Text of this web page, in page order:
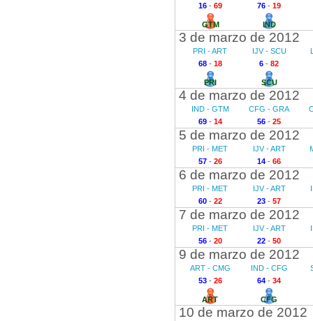
16- 69
GTM
76 - 19
IND
3 de marzo de 2012
PRI - ART
68- 18
PRI
IJV - SCU
6 - 82
SCU
4 de marzo de 2012
IND - GTM
69- 14
CFG - GRA
56 - 25
5 de marzo de 2012
PRI - MET
57- 26
IJV - ART
14 - 66
6 de marzo de 2012
PRI - MET
60- 22
IJV - ART
23 - 57
7 de marzo de 2012
PRI - MET
56- 20
IJV - ART
22 - 50
9 de marzo de 2012
ART - CMG
53- 26
ART
IND - CFG
64 - 34
CFG
10 de marzo de 2012